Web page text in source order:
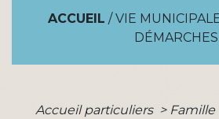
ACCUEIL / VIE
DÉMARCHES
Accueil particuliers > Famille